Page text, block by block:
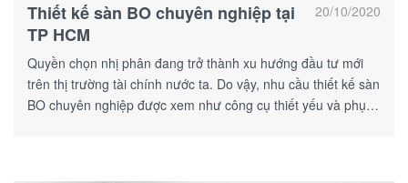
20/10/2020
Thiết kế sàn BO chuyên nghiệp tại
TP HCM
Quyền chọn nhị phân đang trở thành xu hướng đầu tư mới
trên thị trường tài chính nước ta. Do vậy, nhu cầu thiết kế sàn
BO chuyên nghiệp được xem như công cụ thiết yếu và phục